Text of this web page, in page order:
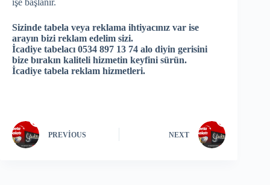
Sizinde tabela veya reklama ihtiyacınız var ise
arayın bizi reklam edelim sizi.
İcadiye tabelacı 0534 897 13 74 alo diyin gerisini
bize bırakın kaliteli hizmetin keyfini sürün.
İcadiye tabela reklam hizmetleri.
PREVIOUS NEXT